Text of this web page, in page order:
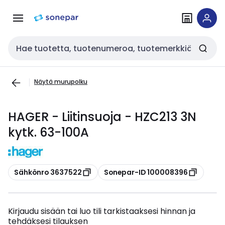
navigointiinsisältöön
Haku
Näytä murupolku
HAGER - Liitinsuoja - HZC213 3N
kytk. 63-100A
Kopioi
Sähkönro 3637522 Kopioi
Sonepar-ID 100008396
Kirjaudu sisään tai luo tili tarkistaaksesi hinnan ja
tehdäksesi tilauksen